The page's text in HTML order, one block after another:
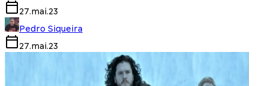
27.mai.23
Pedro Siqueira
27.mai.23